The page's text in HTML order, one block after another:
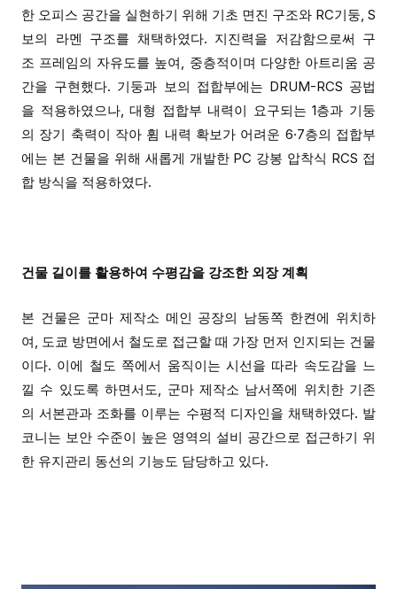
한 오피스 공간을 실현하기 위해 기초 면진 구조와 RC기둥, S
보의 라멘 구조를 채택하였다. 지진력을 저감함으로써 구
조 프레임의 자유도를 높여, 중층적이며 다양한 아트리움 공
간을 구현했다. 기둥과 보의 접합부에는 DRUM-RCS 공법
을 적용하였으나, 대형 접합부 내력이 요구되는 1층과 기둥
의 장기 축력이 작아 휨 내력 확보가 어려운 6·7층의 접합부
에는 본 건물을 위해 새롭게 개발한 PC 강봉 압착식 RCS 접
합 방식을 적용하였다.
건물 길이를 활용하여 수평감을 강조한 외장 계획
본 건물은 군마 제작소 메인 공장의 남동쪽 한켠에 위치하
여, 도쿄 방면에서 철도로 접근할 때 가장 먼저 인지되는 건물
이다. 이에 철도 쪽에서 움직이는 시선을 따라 속도감을 느
낄 수 있도록 하면서도, 군마 제작소 남서쪽에 위치한 기존
의 서본관과 조화를 이루는 수평적 디자인을 채택하였다. 발
코니는 보안 수준이 높은 영역의 설비 공간으로 접근하기 위
한 유지관리 동선의 기능도 담당하고 있다.